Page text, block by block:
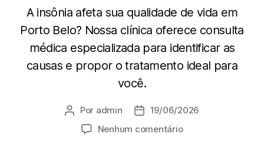
A insônia afeta sua qualidade de vida em
Porto Belo? Nossa clínica oferece consulta
médica especializada para identificar as
causas e propor o tratamento ideal para
você.
Por admin
19/06/2026
Nenhum comentário